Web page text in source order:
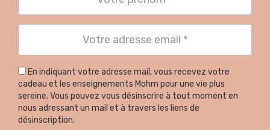
En indiquant votre adresse mail, vous recevez votre
cadeau et les enseignements Mohm pour une vie plus
sereine. Vous pouvez vous désinscrire à tout moment en
nous adressant un mail et à travers les liens de
désinscription.